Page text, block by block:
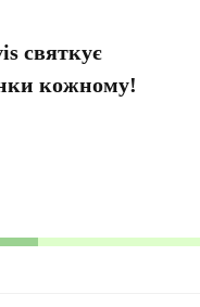
святкує
кожному!